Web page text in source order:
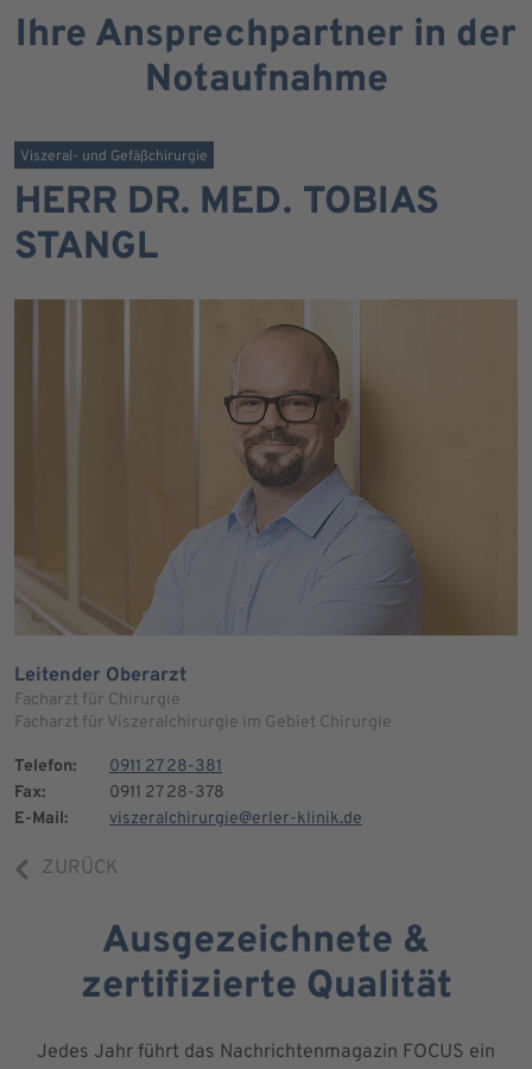
Ihre Ansprechpartner in der
Notaufnahme
Viszeral- und Gefäßchirurgie
HERR DR. MED. TOBIAS
STANGL
Leitender Oberarzt
Facharzt für Chirurgie
Facharzt für Viszeralchirurgie im Gebiet Chirurgie
Telefon:
0911 27 28-381
Fax:
0911 27 28-378
E-Mail:
viszeralchirurgie@erler-klinik.de
ZURÜCK
Ausgezeichnete &
zertifizierte Qualität
Jedes Jahr führt das Nachrichtenmagazin FOCUS ein